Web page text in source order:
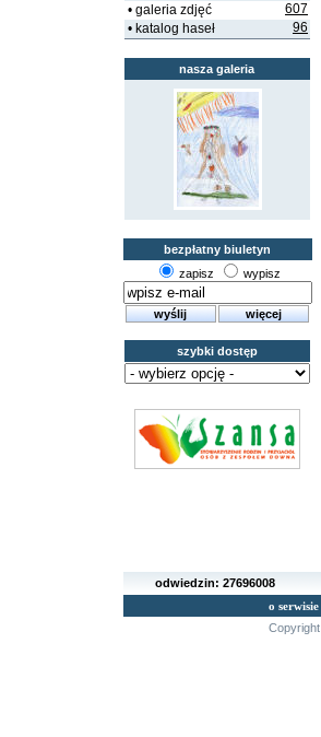
• galeria zdjęć
607
• katalog haseł
96
nasza galeria
bezpłatny biuletyn
zapisz
wypisz
szybki dostęp
odwiedzin:27696008
o serwisie